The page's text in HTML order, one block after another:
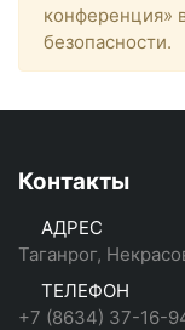
конференция»
безопасности.
Контакты
АДРЕС
Таганрог,
ТЕЛЕФОН
+7 (8634) 37-16-